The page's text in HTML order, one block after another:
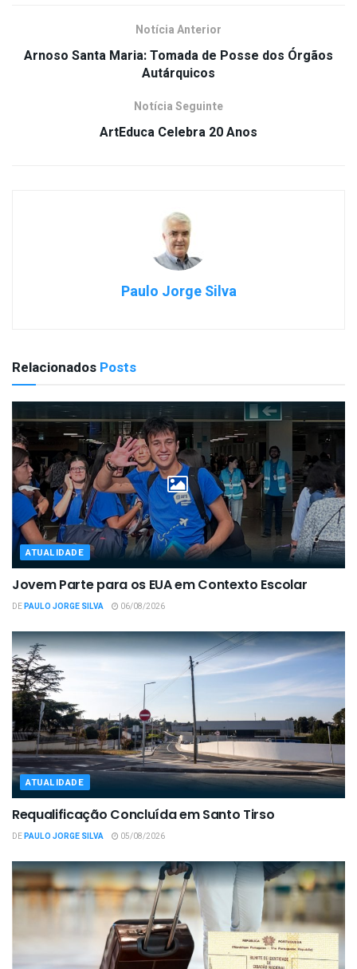
Notícia Anterior
Arnoso Santa Maria: Tomada de Posse dos Órgãos
Autárquicos
Notícia Seguinte
ArtEduca Celebra 20 Anos
Paulo Jorge Silva
Relacionados Posts
ATUALIDADE
Jovem Parte para os EUA em Contexto Escolar
DEPAULO JORGE SILVA 06/08/2026
ATUALIDADE
Requalificação Concluída em Santo Tirso
DEPAULO JORGE SILVA 05/08/2026